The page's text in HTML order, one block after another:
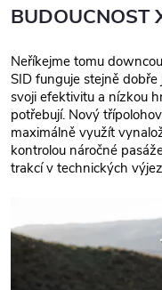
BUDOUCNOST
Neříkejme tomu
SID funguje stejně
svoji efektivitu a nízkou
potřebují. Nový
maximálně využít
kontrolou náročné
trakcí v technických